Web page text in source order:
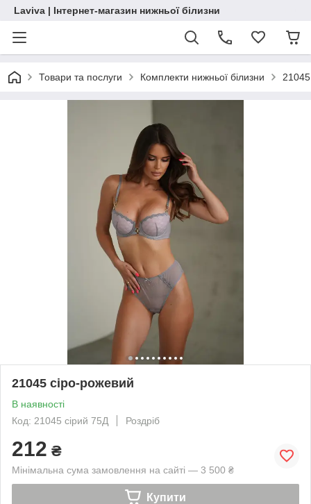
Laviva | Інтернет-магазин нижньої білизни
Товари та послуги Комплекти нижньої білизни
21045 сіро-рожевий
В наявності
Код: 21045 сірий 75Д
Роздріб
212 ₴
Мінімальна сума замовлення на сайті — 3 500 ₴
Купити